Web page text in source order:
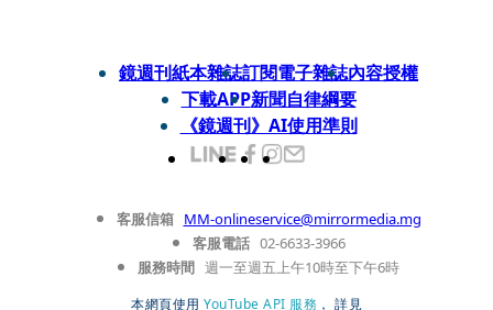
鏡週刊紙本雜誌訂閱電子雜誌內容授權
下載APP新聞自律綱要
《鏡週刊》AI使用準則
客服信箱 MM-onlineservice@mirrormedia.mg
客服電話 02-6633-3966
服務時間 週一至週五上午10時至下午6時
本網頁使用 YouTube API 服務 ， 詳見